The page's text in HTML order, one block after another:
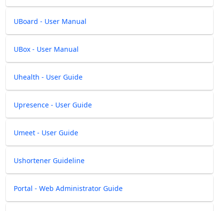
UBoard - User Manual
UBox - User Manual
Uhealth - User Guide
Upresence - User Guide
Umeet - User Guide
Ushortener Guideline
Portal - Web Administrator Guide